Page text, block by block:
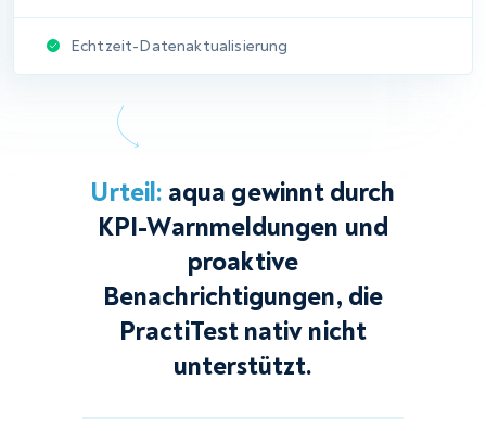
Was Benutzende sagen
Hier sind ein paar Dinge, die Benutzende an beiden Tools
mögen und nicht mögen.